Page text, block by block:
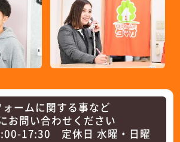
ォームに関する事など
お問い合わせください
17:30 定休日 水曜・日曜